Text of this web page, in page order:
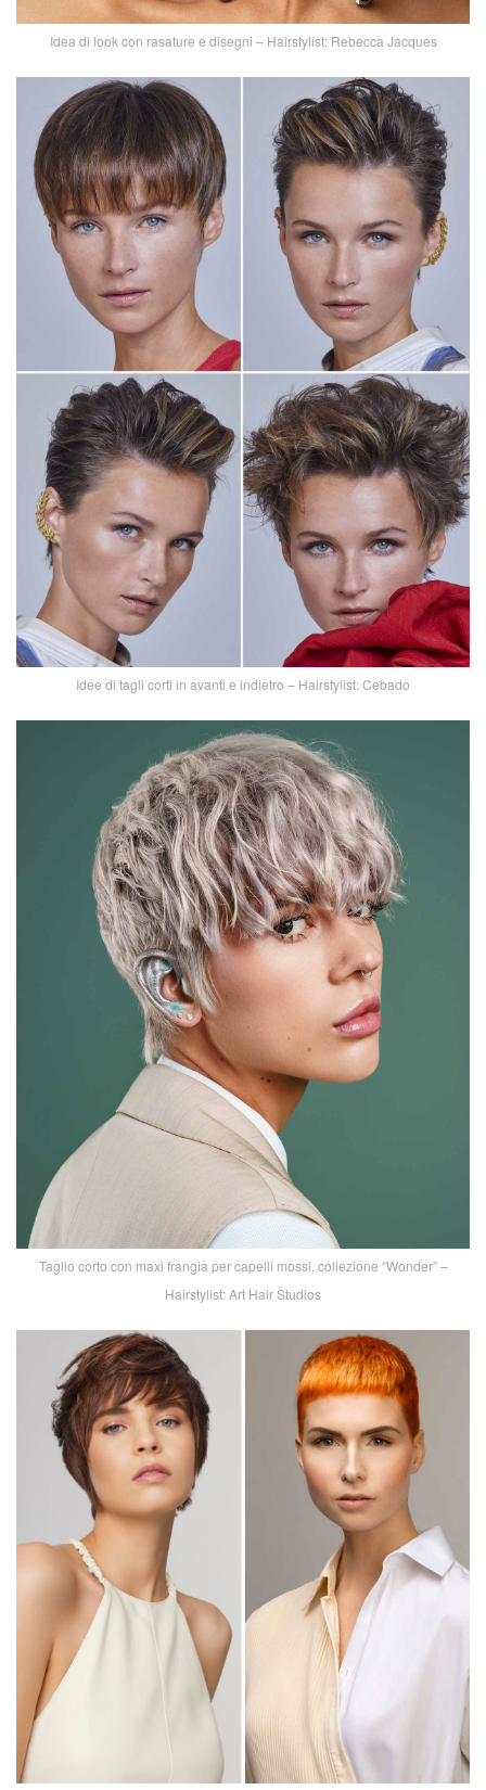
Idea di look con rasature e disegni – Hairstylist: Rebecca Jacques
Idee di tagli corti in avanti e indietro – Hairstylist: Cebado
Taglio corto con maxi frangia per capelli mossi, collezione “Wonder” –
Hairstylist: Art Hair Studios